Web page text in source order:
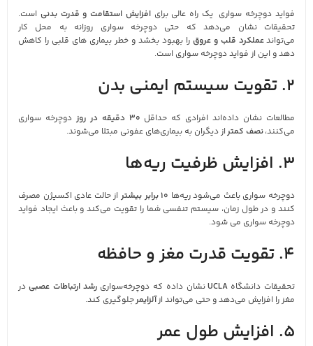
فواید دوچرخه‌ سواری یک راه عالی برایافزایش استقامت و قدرت بدنی است.
تحقیقات نشان می‌دهد که حتی دوچرخه‌ سواری روزانه به محل کار
می‌تواندعملکرد قلب و عروق را بهبود بخشد و خطر بیماری‌ های قلبی را کاهش
دهد و این از فواید دوچرخه‌ سواری است.
2. تقویت سیستم ایمنی بدن
مطالعات نشان داده‌اند افرادی که حداقل 30 دقیقه در روز
دوچرخه‌ سواری
می‌کنند،نصف کمتراز دیگران به بیماری‌های عفونی مبتلا می‌شوند.
3. افزایش ظرفیت ریه‌ها
دوچرخه‌ سواری باعث می‌شود ریه‌ها 10 برابر بیشتر
از حالت عادی اکسیژن مصرف
کنند و در طول زمان، سیستم تنفسی شما را تقویت می‌کند و باعث ایجاد فواید
دوچرخه‌ سواری می شود.
4. تقویت قدرت مغز و حافظه
تحقیقات دانشگاه UCLAنشان داده که دوچرخه‌سواری رشد ارتباطات عصبی در
مغز را افزایش می‌دهد و حتی می‌تواند ازآلزایمرجلوگیری کند.
5. افزایش طول عمر